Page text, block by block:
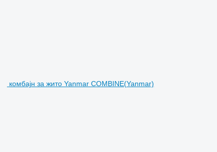
комбајн за жито Yanmar COMBINE(Yanmar)